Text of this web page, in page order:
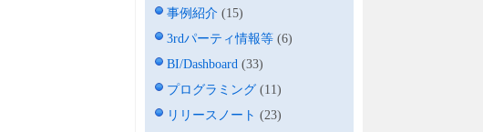
事例紹介 (15)
3rdパーティ情報等 (6)
BI/Dashboard (33)
プログラミング (11)
リリースノート (23)